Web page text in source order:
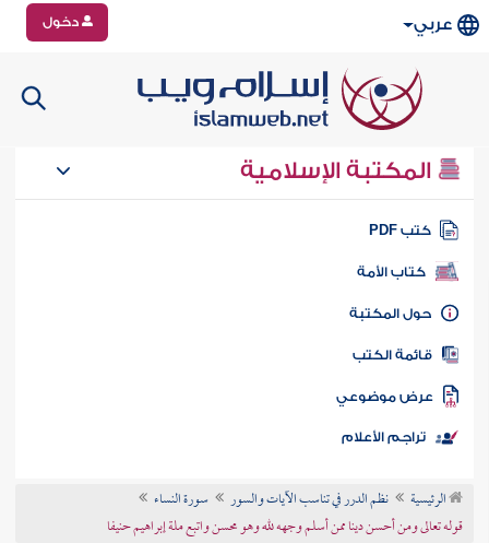
عربي دخول
المكتبة الإسلامية
كتب PDF
كتاب الأمة
المكتبة
الكتب
موضوعي
تراجم الأعلام
الرئيسية نظم الدرر في تناسب الآيات والسور
سورة النساء
قوله تعالى ومن أحسن دينا ممن أسلم وجهه لله وهو محسن واتبع ملة إبراهيم حنيفا